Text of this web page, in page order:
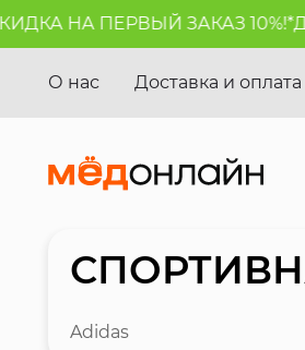
ПЕРВЫЙ ЗАКАЗ 10%!*ДОП.
О нас Доставка и оплата
Adidas